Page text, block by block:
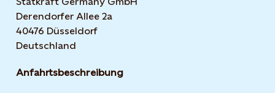
Derendorfer Allee 2a
40476 Düsseldorf
Deutschland
Anfahrtsbeschreibung